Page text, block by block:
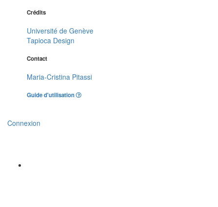
Crédits
Université de Genève
Tapioca Design
Contact
Maria-Cristina Pitassi
Guide d'utilisation
Connexion